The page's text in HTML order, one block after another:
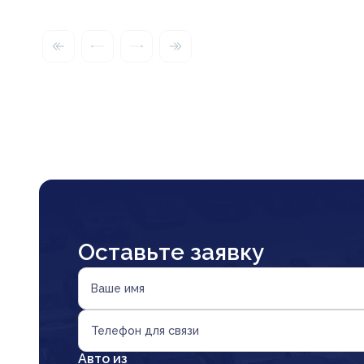
Оставьте заявку
Ваше имя
Телефон для связи
Авто из